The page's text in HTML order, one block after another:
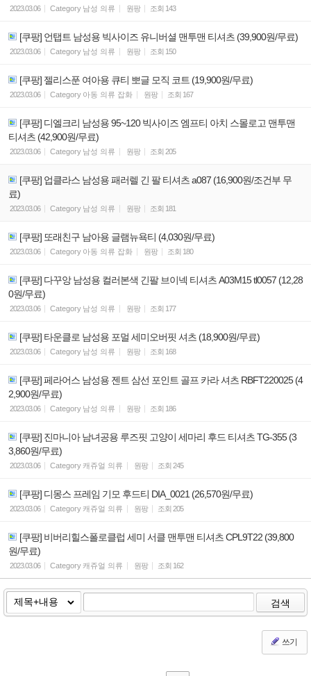
2023.03.06 Category 남성 의류 원팡 조회 143
[쿠팡] 언탭트 남성용 빅사이즈 유니버셜 맨투맨 티셔츠 (39,900원/무료)
2023.03.06 Category 남성 의류 원팡 조회 150
[쿠팡] 젤리스푼 여아용 큐티 뽀글 모직 코트 (19,900원/무료)
2023.03.06 Category 아동 의류 잡화 원팡 조회 167
[쿠팡] 디엘크리 남성용 95~120 빅사이즈 엠프티 아치 스몰로고 맨투맨
티셔츠 (42,900원/무료)
2023.03.06 Category 남성 의류 원팡 조회 205
[쿠팡] 업클라스 남성용 패러렐 긴 팔 티셔츠 a087 (16,900원/조건부 무
료)
2023.03.06 Category 남성 의류 원팡 조회 181
[쿠팡] 또래친구 남아용 글램뉴욕티 (4,030원/무료)
2023.03.06 Category 아동 의류 잡화 원팡 조회 180
[쿠팡] 다꾸앙 남성용 컬러본색 긴팔 브이넥 티셔츠 A03M15 tl0057 (12,28
0원/무료)
2023.03.06 Category 남성 의류 원팡 조회 177
[쿠팡] 타운클로 남성용 포멀 세미오버핏 셔츠 (18,900원/무료)
2023.03.06 Category 남성 의류 원팡 조회 168
[쿠팡] 페라어스 남성용 젠트 삼선 포인트 골프 카라 셔츠 RBFT220025 (4
2,900원/무료)
2023.03.06 Category 남성 의류 원팡 조회 186
[쿠팡] 진마니아 남녀공용 루즈핏 고양이 세마리 후드 티셔츠 TG-355 (3
3,860원/무료)
2023.03.06 Category 캐쥬얼 의류 원팡 조회 245
[쿠팡] 디몽스 프레임 기모 후드티 DIA_0021 (26,570원/무료)
2023.03.06 Category 캐쥬얼 의류 원팡 조회 205
[쿠팡] 비버리힐스폴로클럽 세미 서클 맨투맨 티셔츠 CPL9T22 (39,800
원/무료)
2023.03.06 Category 캐쥬얼 의류 원팡 조회 162
검색
쓰기